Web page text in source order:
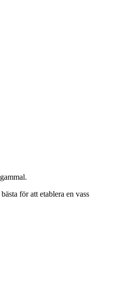
för att etablera en vass